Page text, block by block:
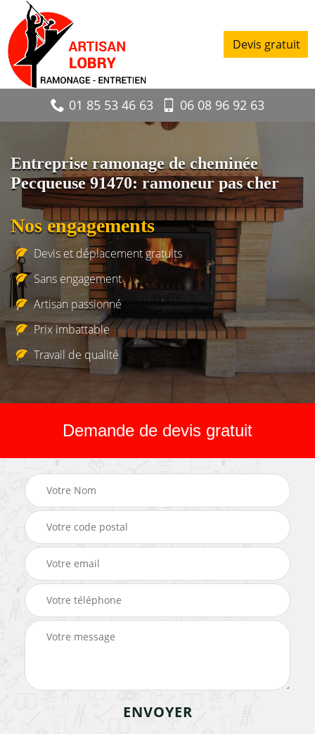
Devis gratuit
01 85 53 46 63 06 08 96 92 63
Entreprise ramonage de cheminée
Pecqueuse 91470: ramoneur pas cher
Nos engagements
Devis et déplacement gratuits
Sans engagement
Artisan passionné
Prix imbattable
Travail de qualité
Demande de devis gratuit